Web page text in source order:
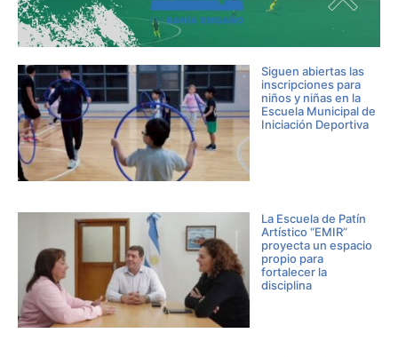
Siguen abiertas las
inscripciones para
niños y niñas en la
Escuela Municipal de
Iniciación Deportiva
La Escuela de Patín
Artístico “EMIR”
proyecta un espacio
propio para
fortalecer la
disciplina